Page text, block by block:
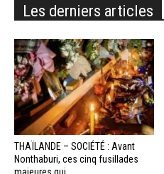
Les derniers articles
THAÏLANDE – SOCIÉTÉ : Avant
Nonthaburi, ces cinq fusillades
majeures qui...